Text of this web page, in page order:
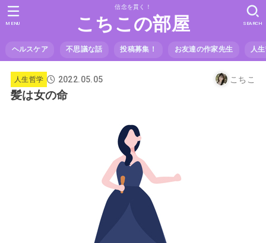
信念を貫く！
こちこの部屋
ヘルスケア 不思議な話 投稿募集！ お友達の作家先生 人
SEARCH
MENU
人生哲学 2022.05.05 こちこ
髪は女の命